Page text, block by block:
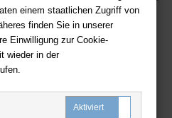
einem staatlichen Zugriff von
finden Sie in unserer
Einwilligung zur Cookie-
wieder in der